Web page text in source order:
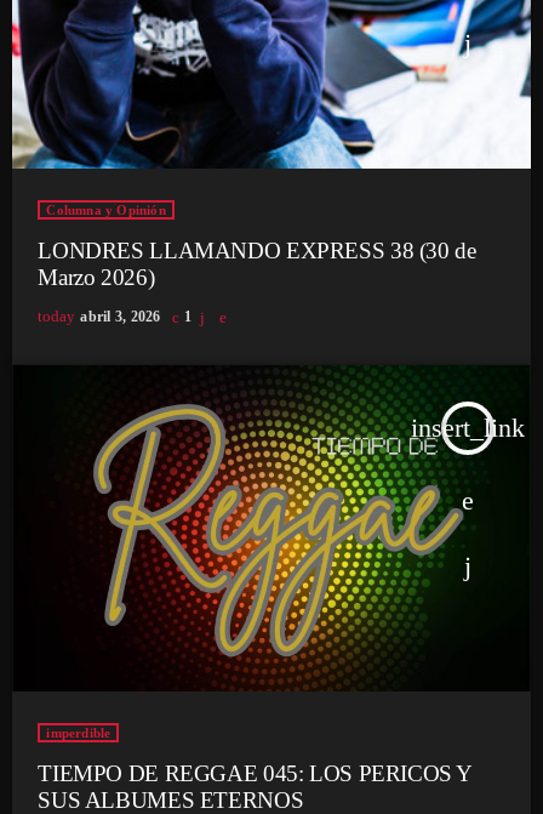
Columna y Opinión
LONDRES LLAMANDO EXPRESS 38 (30 de
Marzo 2026)
today abril 3, 2026 1
insert_link
imperdible
TIEMPO DE REGGAE 045: LOS PERICOS Y
SUS ALBUMES ETERNOS